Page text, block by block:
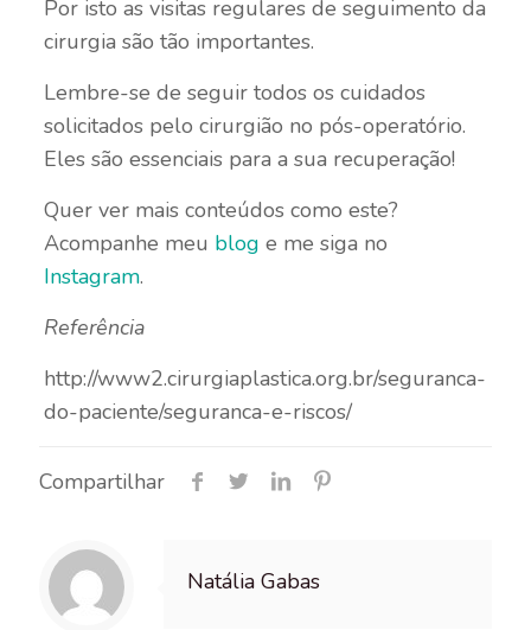
Por isto as visitas regulares de seguimento da
cirurgia são tão importantes.
Lembre-se de seguir todos os cuidados
solicitados pelo cirurgião no pós-operatório.
Eles são essenciais para a sua recuperação!
Quer ver mais conteúdos como este?
Acompanhe meu blog e me siga no
Instagram.
Referência
http://www2.cirurgiaplastica.org.br/seguranca-
do-paciente/seguranca-e-riscos/
Compartilhar
Natália Gabas